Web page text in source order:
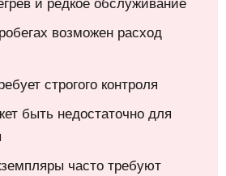
возможен расход
строгого контроля
быть недостаточно для
часто требуют